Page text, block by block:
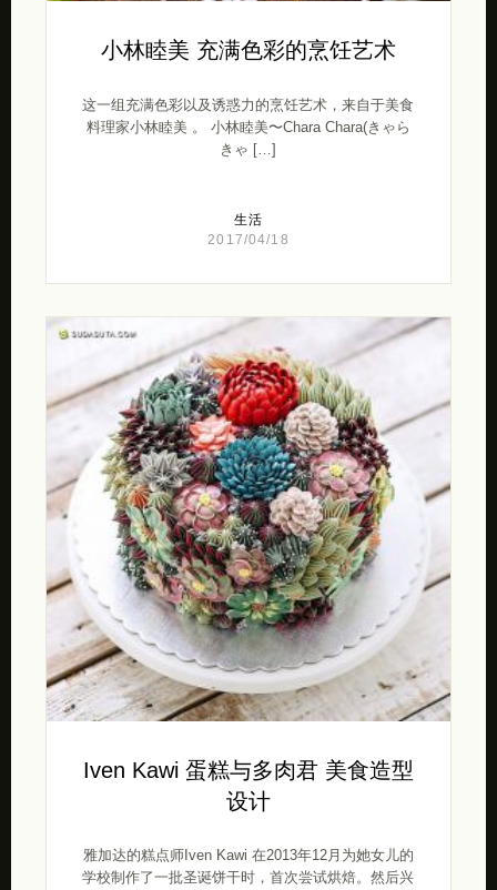
小林睦美 充满色彩的烹饪艺术
这一组充满色彩以及诱惑力的烹饪艺术，来自于美食
料理家小林睦美 。 小林睦美〜Chara Chara(きゃら
きゃ […]
生活
2017/04/18
Iven Kawi 蛋糕与多肉君 美食造型
设计
雅加达的糕点师Iven Kawi 在2013年12月为她女儿的
学校制作了一批圣诞饼干时，首次尝试烘焙。然后兴